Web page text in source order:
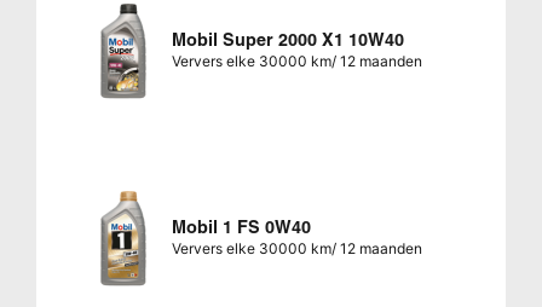
Mobil Super 2000 X1 10W40
Ververs elke 30000 km/ 12 maanden
Mobil 1 FS 0W40
Ververs elke 30000 km/ 12 maanden